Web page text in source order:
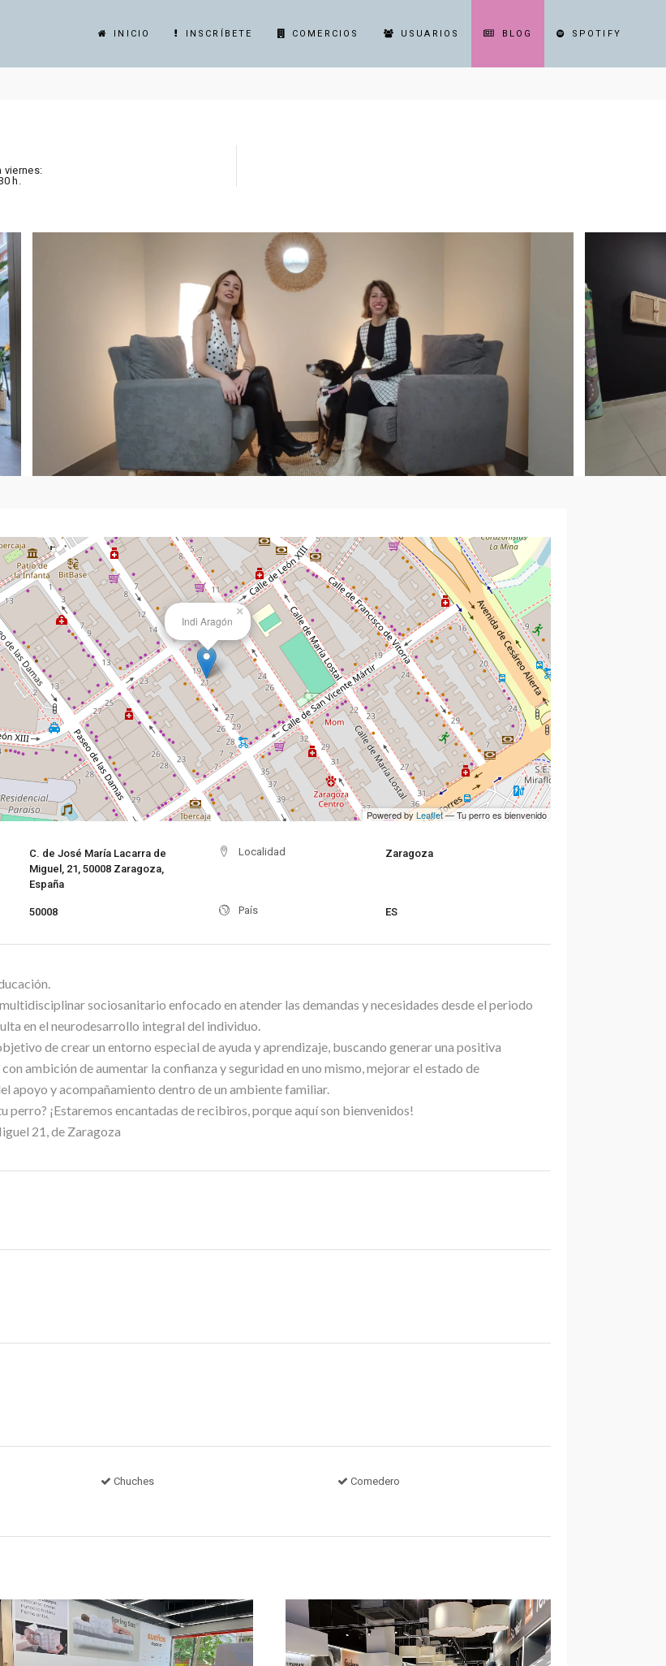
INICIO INSCRÍBETE COMERCIOS USUARIOS BLOG SPOTIFY
viernes:
h.
×
Indi Aragón
Powered by Leaflet— Tu perro es bienvenido
C. de José María Lacarra de
Miguel, 21, 50008 Zaragoza,
España
Localidad Zaragoza
50008 País ES
sociosanitario enfocado en atender las demandas y necesidades desde el periodo
en el neurodesarrollo integral del individuo.
de crear un entorno especial de ayuda y aprendizaje, buscando generar una positiva
ambición de aumentar la confianza y seguridad en uno mismo, mejorar el estado de
apoyo y acompañamiento dentro de un ambiente familiar.
perro? ¡Estaremos encantadas de recibiros, porque aquí son bienvenidos!
21, de Zaragoza
Chuches
Comedero